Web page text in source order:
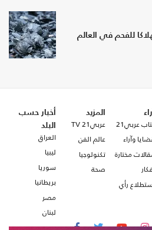
للفحم في العالم
آراء
عربي21
وآراء
مختارة
رأي
المزيد
عربي21 TV
عالم الفن
تكنولوجيا
صحة
أخبار حسب
البلد
العراق
ليبيا
سوريا
بريطانيا
مصر
لبنان